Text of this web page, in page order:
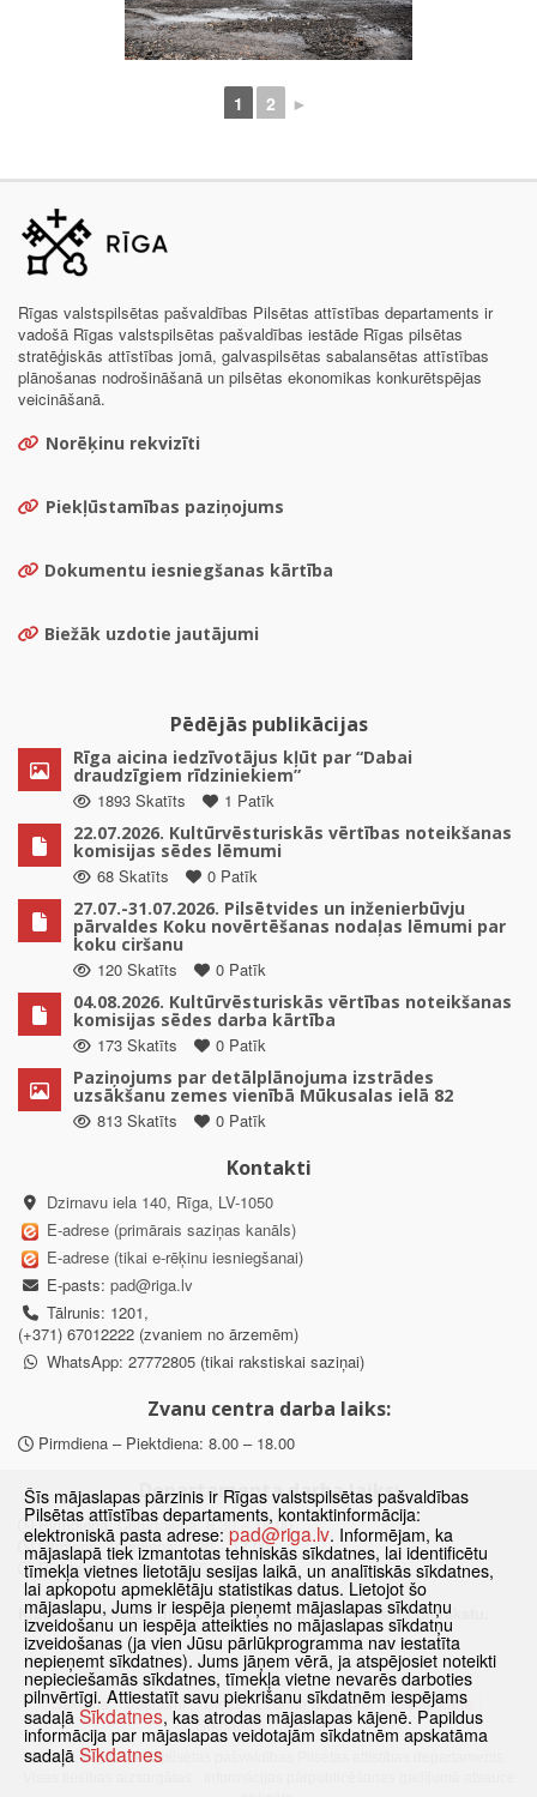
1 2 ►
Rīgas valstspilsētas pašvaldības Pilsētas attīstības departaments ir
vadošā Rīgas valstspilsētas pašvaldības iestāde Rīgas pilsētas
stratēģiskās attīstības jomā, galvaspilsētas sabalansētas attīstības
plānošanas nodrošināšanā un pilsētas ekonomikas konkurētspējas
veicināšanā.
Norēķinu rekvizīti
Piekļūstamības paziņojums
Dokumentu iesniegšanas kārtība
Biežāk uzdotie jautājumi
Pēdējās publikācijas
Rīga aicina iedzīvotājus kļūt par “Dabai
draudzīgiem rīdziniekiem”
1893 Skatīts
1 Patīk
22.07.2026. Kultūrvēsturiskās vērtības noteikšanas
komisijas sēdes lēmumi
68 Skatīts
0 Patīk
27.07.-31.07.2026. Pilsētvides un inženierbūvju
pārvaldes Koku novērtēšanas nodaļas lēmumi par
koku ciršanu
120 Skatīts
0 Patīk
04.08.2026. Kultūrvēsturiskās vērtības noteikšanas
komisijas sēdes darba kārtība
173 Skatīts
0 Patīk
Paziņojums par detālplānojuma izstrādes
uzsākšanu zemes vienībā Mūkusalas ielā 82
813 Skatīts
0 Patīk
Kontakti
Dzirnavu iela 140, Rīga, LV-1050
E-adrese (primārais saziņas kanāls)
E-adrese (tikai e-rēķinu iesniegšanai)
E-pasts: pad@riga.lv
Tālrunis: 1201,
(+371) 67012222 (zvaniem no ārzemēm)
WhatsApp: 27772805 (tikai rakstiskai saziņai)
Zvanu centra darba laiks:
Pirmdiena – Piektdiena: 8.00 – 18.00
Departamenta darba laiks:
Pirmdiena, Ceturtdiena: 8.30 – 18.00
Otrdiena, Trešdiena: 8.30 – 17.00
Piektdiena: 8.30 – 15.00
Klātienes konsultācijas pieejamas tikai ar iepriekšēju pierakstu.
Sākums Jaunumi Biežāk uzdotie jautājumi
Lapas karte
Sīkdatnes
Kontakti
© 2021 Rīgas valstspilsētas pašvaldības Pilsētas attīstības departaments.
Šīs mājaslapas pārzinis ir Rīgas valstspilsētas pašvaldības
Pilsētas attīstības departaments, kontaktinformācija:
elektroniskā pasta adrese: pad@riga.lv. Informējam, ka
mājaslapā tiek izmantotas tehniskās sīkdatnes, lai identificētu
tīmekļa vietnes lietotāju sesijas laikā, un analītiskās sīkdatnes,
lai apkopotu apmeklētāju statistikas datus. Lietojot šo
mājaslapu, Jums ir iespēja pieņemt mājaslapas sīkdatņu
izveidošanu un iespēja atteikties no mājaslapas sīkdatņu
izveidošanas (ja vien Jūsu pārlūkprogramma nav iestatīta
nepieņemt sīkdatnes). Jums jāņem vērā, ja atspējosiet noteikti
nepieciešamās sīkdatnes, tīmekļa vietne nevarēs darboties
pilnvērtīgi. Attiestatīt savu piekrišanu sīkdatnēm iespējams
sadaļā Sīkdatnes, kas atrodas mājaslapas kājenē. Papildus
informācija par mājaslapas veidotajām sīkdatnēm apskatāma
sadaļā Sīkdatnes